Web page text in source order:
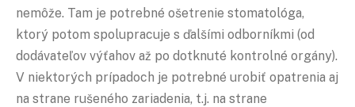
nemôže. Tam je potrebné ošetrenie stomatológa,
ktorý potom spolupracuje s ďalšími odborníkmi (od
dodávateľov výťahov až po dotknuté kontrolné orgány).
V niektorých prípadoch je potrebné urobiť opatrenia aj
na strane rušeného zariadenia, t.j. na strane